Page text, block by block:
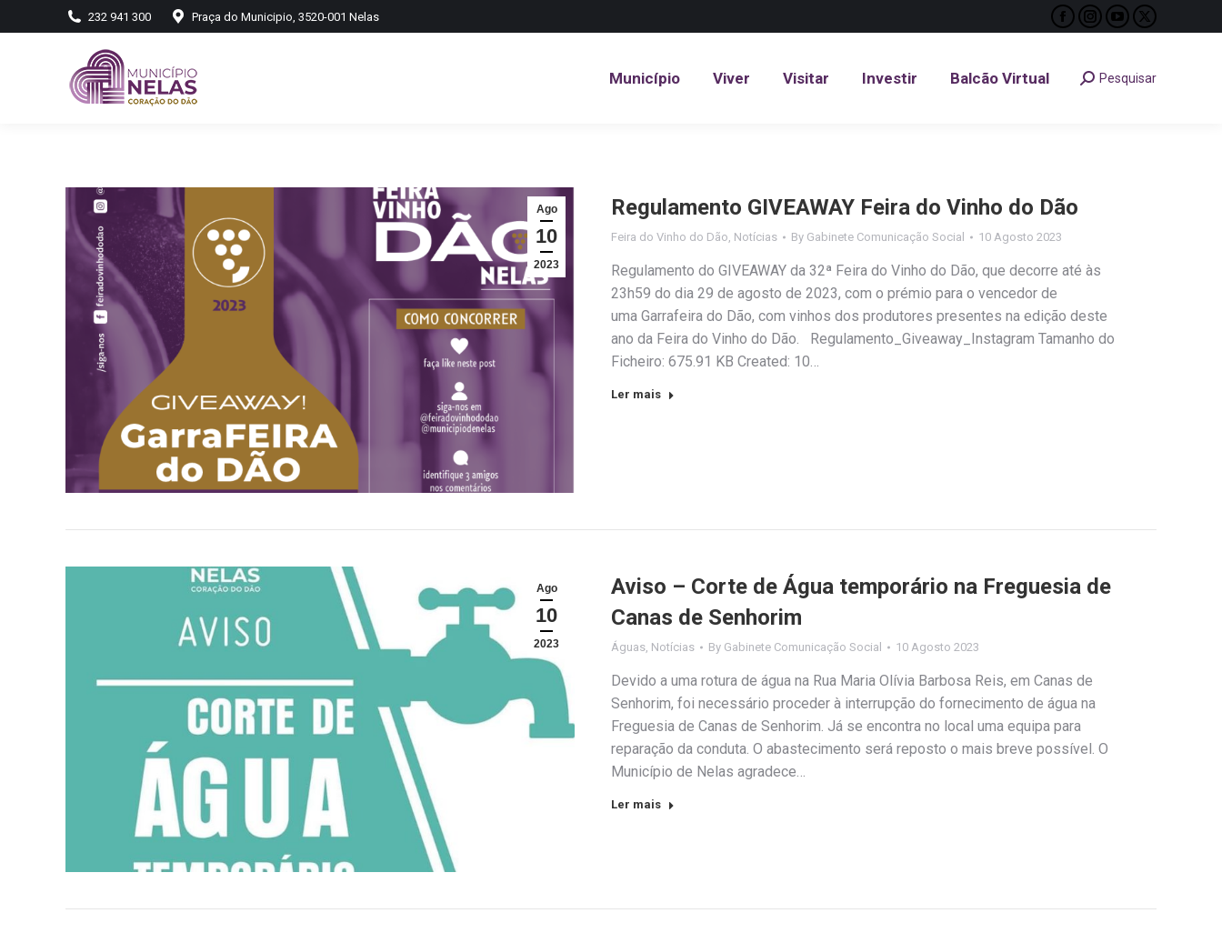
232 941 300 Praça do Municipio, 3520-001 Nelas
Facebook
opens
Instagram
opens
YouTube
opens
X
opens
Município Viver Visitar Investir Balcão Virtual Search:Pesquisar
Ago
10
2023
Regulamento GIVEAWAY Feira do Vinho do Dão
Feira do Vinho do Dão, Notícias By Gabinete Comunicação Social 10 Agosto 2023
Regulamento do GIVEAWAY da 32ª Feira do Vinho do Dão, que decorre até às
23h59 do dia 29 de agosto de 2023, com o prémio para o vencedor de
uma Garrafeira do Dão, com vinhos dos produtores presentes na edição deste
ano da Feira do Vinho do Dão. Regulamento_Giveaway_Instagram Tamanho do
Ficheiro: 675.91 KB Created: 10…
Ler mais
Ago
10
2023
Aviso – Corte de Água temporário na Freguesia de
Canas de Senhorim
Águas, Notícias By Gabinete Comunicação Social 10 Agosto 2023
Devido a uma rotura de água na Rua Maria Olívia Barbosa Reis, em Canas de
Senhorim, foi necessário proceder à interrupção do fornecimento de água na
Freguesia de Canas de Senhorim. Já se encontra no local uma equipa para
reparação da conduta. O abastecimento será reposto o mais breve possível. O
Município de Nelas agradece…
Ler mais
Município Viver Visitar Investir Balcão Virtual Search:
Pesquisar